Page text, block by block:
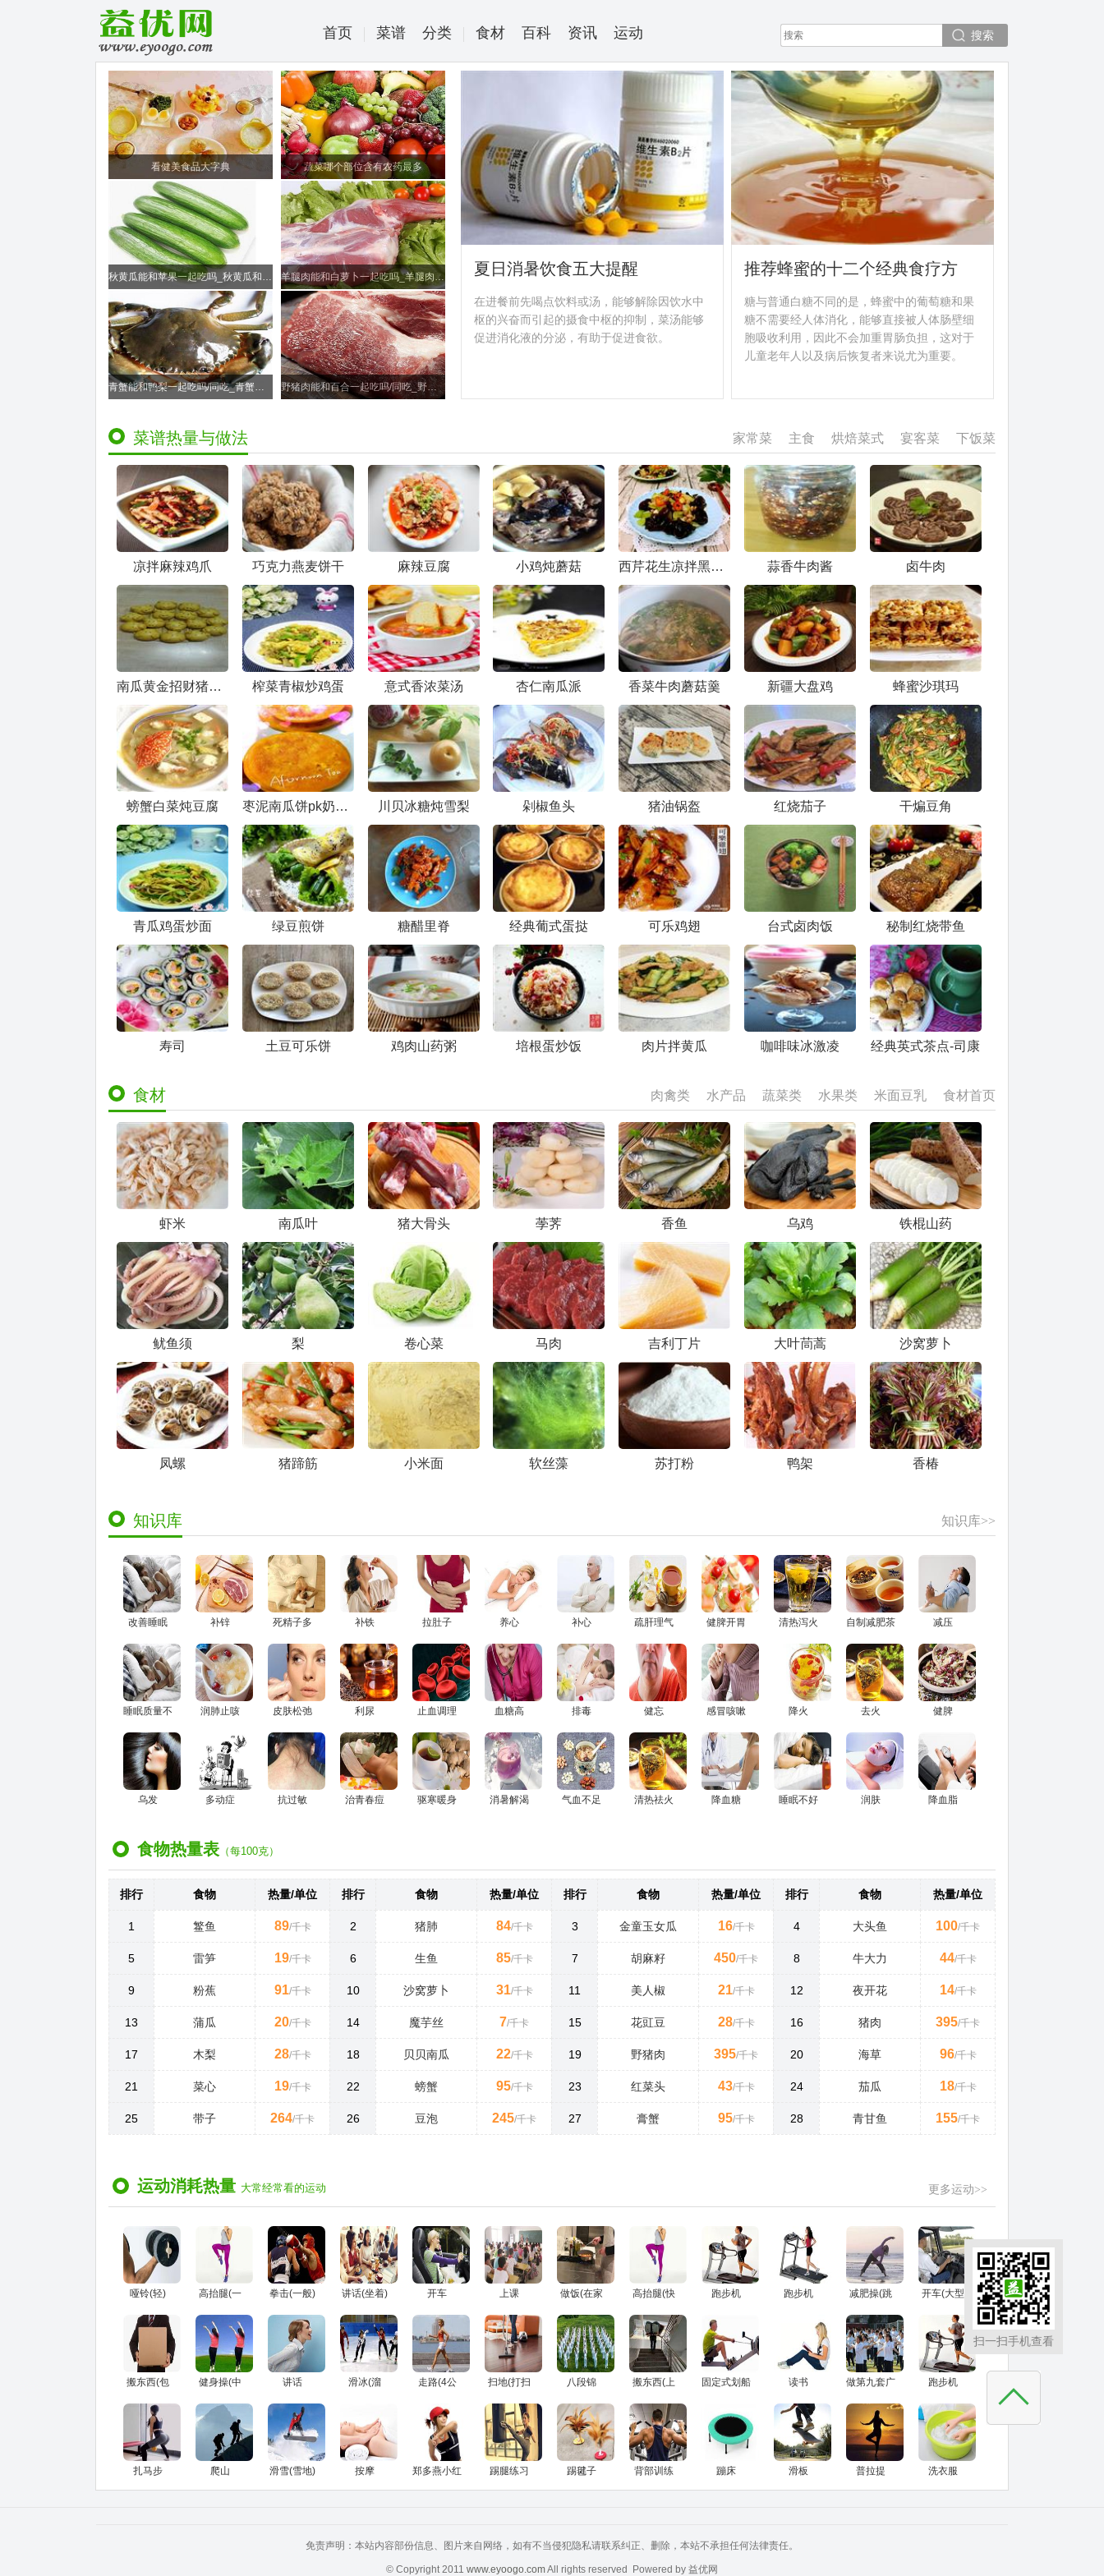
搜索
首页 菜谱 分类 食材 百科 资讯 运动
看健美食品大字典 蔬菜哪个部位含有农药最多
秋黄瓜能和苹果一起吃吗_秋黄瓜和苹果可以一起吃吗/同吃 羊腿肉能和白萝卜一起吃吗_羊腿肉和白萝卜可以一起吃吗/同吃
青蟹能和鸭梨一起吃吗/同吃_青蟹和鸭梨相克吗 野猪肉能和百合一起吃吗/同吃_野猪肉和百合相克吗
推荐蜂蜜的十二个经典食疗方
糖与普通白糖不同的是，蜂蜜中的葡萄糖和果
糖不需要经人体消化，能够直接被人体肠壁细
胞吸收利用，因此不会加重胃肠负担，这对于
儿童老年人以及病后恢复者来说尤为重要。
夏日消暑饮食五大提醒
在进餐前先喝点饮料或汤，能够解除因饮水中
枢的兴奋而引起的摄食中枢的抑制，菜汤能够
促进消化液的分泌，有助于促进食欲。
菜谱热量与做法 下饭菜
宴客菜
烘焙菜式
主食
家常菜
凉拌麻辣鸡爪 巧克力燕麦饼干 麻辣豆腐 小鸡炖蘑菇 西芹花生凉拌黑木耳 蒜香牛肉酱 卤牛肉
南瓜黄金招财猪馒头 榨菜青椒炒鸡蛋 意式香浓菜汤 杏仁南瓜派 香菜牛肉蘑菇羹 新疆大盘鸡 蜂蜜沙琪玛
螃蟹白菜炖豆腐 枣泥南瓜饼pk奶黄南瓜饼 川贝冰糖炖雪梨 剁椒鱼头 猪油锅盔 红烧茄子 干煸豆角
青瓜鸡蛋炒面 绿豆煎饼 糖醋里脊 经典葡式蛋挞 可乐鸡翅 台式卤肉饭 秘制红烧带鱼
寿司 土豆可乐饼 鸡肉山药粥 培根蛋炒饭 肉片拌黄瓜 咖啡味冰激凌 经典英式茶点-司康
食材 食材首页
米面豆乳
水果类
蔬菜类
水产品
肉禽类
虾米 南瓜叶 猪大骨头 荸荠 香鱼 乌鸡 铁棍山药
鱿鱼须 梨 卷心菜 马肉 吉利丁片 大叶茼蒿 沙窝萝卜
凤螺 猪蹄筋 小米面 软丝藻 苏打粉 鸭架 香椿
知识库 知识库>>
改善睡眠 补锌 死精子多 补铁 拉肚子 养心 补心 疏肝理气 健脾开胃 清热泻火 自制减肥茶 减压
睡眠质量不
好
润肺止咳 皮肤松弛 利尿 止血调理 血糖高 排毒 健忘 感冒咳嗽 降火 去火 健脾
乌发 多动症 抗过敏 治青春痘 驱寒暖身 消暑解渴 气血不足 清热祛火 降血糖 睡眠不好 润肤 降血脂
食物热量表 （每100克）
排行 食物 热量/单位 排行 食物 热量/单位 排行 食物 热量/单位 排行 食物 热量/单位
1 鳘鱼 89/千卡 2 猪肺 84/千卡 3 金童玉女瓜 16/千卡 4 大头鱼 100/千卡
5 雷笋 19/千卡 6 生鱼 85/千卡 7 胡麻籽 450/千卡 8 牛大力 44/千卡
9 粉蕉 91/千卡 10 沙窝萝卜 31/千卡 11 美人椒 21/千卡 12 夜开花 14/千卡
13 蒲瓜 20/千卡 14 魔芋丝 7/千卡 15 花豇豆 28/千卡 16 猪肉 395/千卡
17 木梨 28/千卡 18 贝贝南瓜 22/千卡 19 野猪肉 395/千卡 20 海草 96/千卡
21 菜心 19/千卡 22 螃蟹 95/千卡 23 红菜头 43/千卡 24 茄瓜 18/千卡
25 带子 264/千卡 26 豆泡 245/千卡 27 膏蟹 95/千卡 28 青甘鱼 155/千卡
运动消耗热量 大常经常看的运动 更多运动>>
哑铃(轻)
高抬腿(一
般)
拳击(一般) 讲话(坐着) 开车 上课
做饭(在家
做饭)
高抬腿(快
速)
跑步机
度，
5mph，8.0
千米/小时)
跑步机
4mph，6.4
千米/小时)
减肥操(跳
操，中等强
度)
开车(大型
搬东西(包
裹)
健身操(中
等强度)
讲话
滑冰(溜
冰)
走路(4公
硬表面)
扫地(打扫
房间)
八段锦
搬东西(上
楼，一般)
固定式划船
轻微活动)
读书
做第九套广
播体操
跑步机
(15%坡
度，
3mph，4.8
千米/小时)
扎马步
爬山 滑雪(雪地) 按摩
郑多燕小红
帽
踢腿练习 踢毽子 背部训练 蹦床 滑板 普拉提 洗衣服
扫一扫手机查看
免责声明：本站内容部份信息、图片来自网络，如有不当侵犯隐私请联系纠正、删除，本站不承担任何法律责任。
© Copyright 2011 www.eyoogo.comAll rights reserved Powered by 益优网